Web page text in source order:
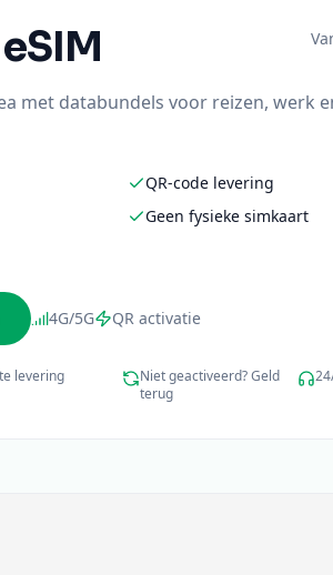
eSIM
met databundels voor reizen, werk
QR-code levering
Geen fysieke simkaart
4G/5G QR activatie
levering
Niet geactiveerd? Geld
terug